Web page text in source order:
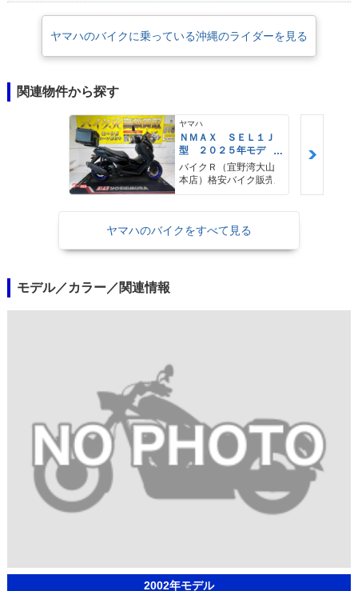
ヤマハのバイクに乗っている沖縄のライダーを見る
関連物件から探す
ヤマハ
ＮＭＡＸ ＳＥＬ１Ｊ
型 ２０２５年モデ
ル ＡＢＳ キーレ
ス リアキャリア リ
アＢＯＸ
バイクＲ（宜野湾大山
本店）格安バイク販売
ヤマハのバイクをすべて見る
モデル／カラー／関連情報
2002年モデル